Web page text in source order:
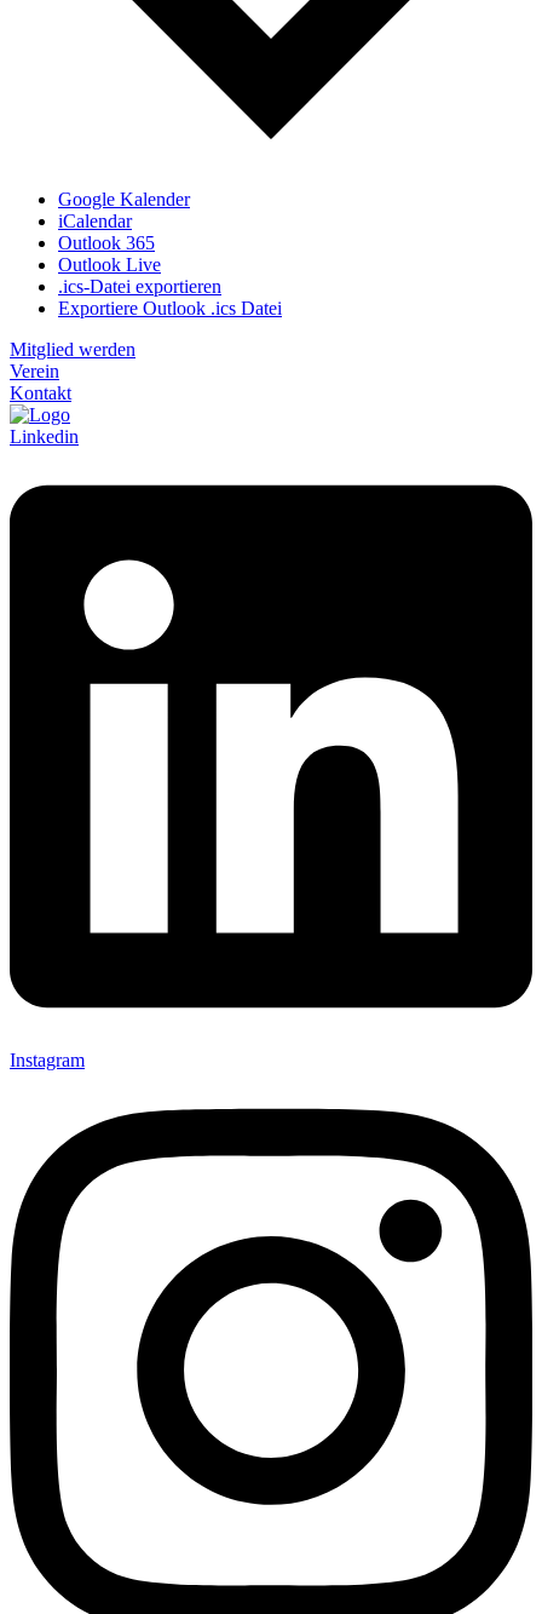
Google Kalender
iCalendar
Outlook 365
Outlook Live
.ics-Datei exportieren
Exportiere Outlook .ics Datei
Mitglied werden
Verein
Kontakt
Linkedin
Instagram